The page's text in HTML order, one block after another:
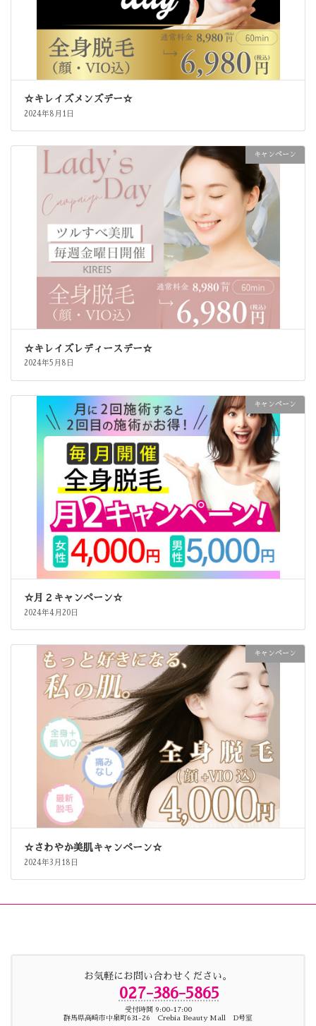
☆キレイズメンズデー☆
2024年8月1日
キャンペーン
☆キレイズレディースデー☆
2024年5月8日
キャンペーン
☆月２キャンペーン☆
2024年4月20日
キャンペーン
☆さわやか美肌キャンペーン☆
2024年3月18日
お気軽にお問い合わせください。
027-386-5865
受付時間 9:00-17:00
群馬県高崎市中泉町631-26 Crebia Beauty Mall D号室